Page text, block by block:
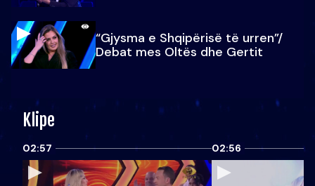
“Gjysma e Shqipërisë të urren”/
Debat mes Oltës dhe Gertit
Klipe
02:57 02:56